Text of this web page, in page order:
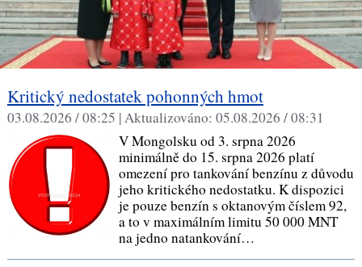
Kritický nedostatek pohonných hmot
03.08.2026 / 08:25 |Aktualizováno: 05.08.2026 / 08:31
V Mongolsku od 3. srpna 2026
minimálně do 15. srpna 2026 platí
omezení pro tankování benzínu z důvodu
jeho kritického nedostatku. K dispozici
je pouze benzín s oktanovým číslem 92,
a to v maximálním limitu 50 000 MNT
na jedno natankování…